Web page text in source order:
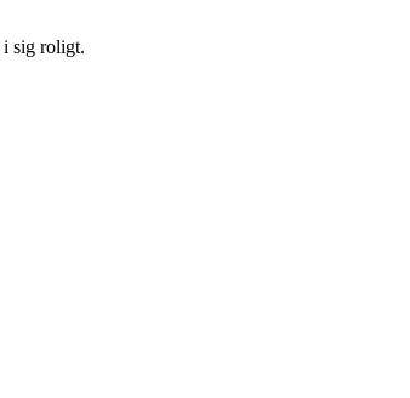
i sig roligt.